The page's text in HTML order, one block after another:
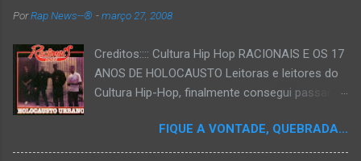
PorRap News--® -março 27, 2008
Creditos:::: Cultura Hip Hop RACIONAIS E OS 17
ANOS DE HOLOCAUSTO Leitoras e leitores do
Cultura Hip-Hop, finalmente consegui passar
que há muito tempo vinha maturando: uma
espécie de "ensaio-tributo" ao disco mais
FIQUE A VONTADE, QUEBRADA...